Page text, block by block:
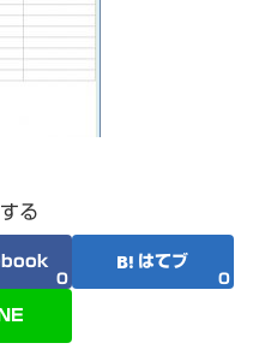
る
0
はてブ
0